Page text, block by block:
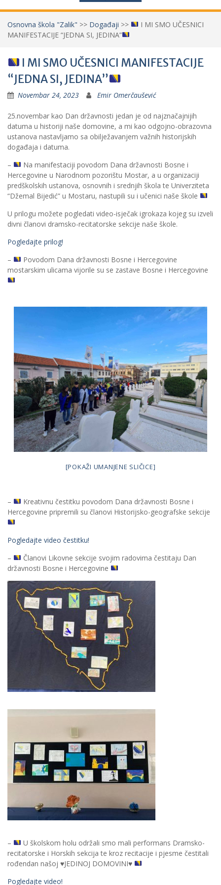
Osnovna škola "Zalik" >> Događaji >>
I MI SMO UČESNICI
MANIFESTACIJE “JEDNA SI, JEDINA”
I MI SMO UČESNICI MANIFESTACIJE
“JEDNA SI, JEDINA”
Novembar 24, 2023 Emir Omerčaušević
25.novembar kao Dan državnosti jedan je od najznačajnijih
datuma u historiji naše domovine, a mi kao odgojno-obrazovna
ustanova nastavljamo sa obilježavanjem važnih historijskih
događaja i datuma.
–
Na manifestaciji povodom Dana državnosti Bosne i
Hercegovine u Narodnom pozorištu Mostar, a u organizaciji
predškolskih ustanova, osnovnih i srednjih škola te Univerziteta
“Džemal Bijedić” u Mostaru, nastupili su i učenici naše škole
U prilogu možete pogledati video-isječak igrokaza kojeg su izveli
divni članovi dramsko-recitatorske sekcije naše škole.
Pogledajte prilog!
–
Povodom Dana državnosti Bosne i Hercegovine
mostarskim ulicama vijorile su se zastave Bosne i Hercegovine
[POKAŽI UMANJENE SLIČICE]
–
Kreativnu čestitku povodom Dana državnosti Bosne i
Hercegovine pripremili su članovi Historijsko-geografske sekcije
Pogledajte video čestitku!
–
Članovi Likovne sekcije svojim radovima čestitaju Dan
državnosti Bosne i Hercegovine
–
U školskom holu održali smo mali performans Dramsko-
recitatorske i Horskih sekcija te kroz recitacije i pjesme čestitali
rođendan našoj ♥️JEDINOJ DOMOVINI♥️
Pogledajte video!